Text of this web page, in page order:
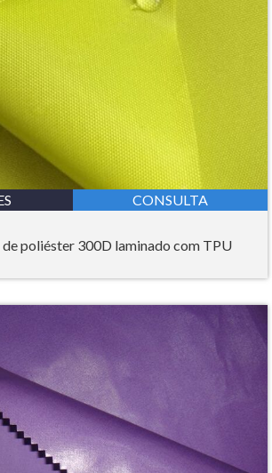
CONSULTA
poliéster 300D laminado com TPU